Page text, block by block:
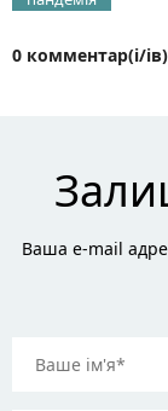
0 комментар(і/
Ваша e-mail